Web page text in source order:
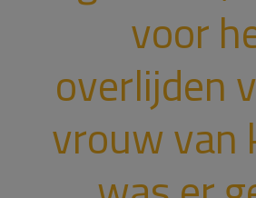
voor
overlijden
vrouw van